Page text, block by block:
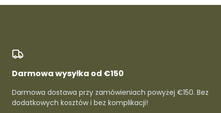
Darmowa wysyłka od €150
Darmowa dostawa przy zamówieniach powyżej €150. Bez
dodatkowych kosztów i bez komplikacji!